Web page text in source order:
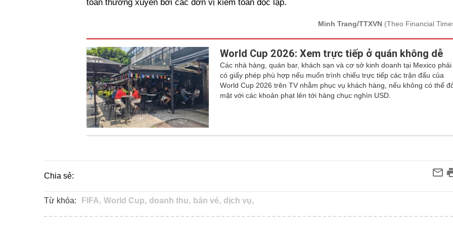
toán thường xuyên bởi các đơn vị kiểm toán độc lập.
Minh Trang/TTXVN (Theo Financial
World Cup 2026: Xem trực tiếp ở quán không dễ
Các nhà hàng, quán bar, khách sạn và cơ sở kinh doanh tại Mexico phải
có giấy phép phù hợp nếu muốn trình chiếu trực tiếp các trận đấu của
World Cup 2026 trên TV nhằm phục vụ khách hàng, nếu không có thể
mặt với các khoản phạt lên tới hàng chục nghìn USD.
Chia sẻ:
Từ khóa: FIFA, World Cup, doanh thu, bán vé, dịch vụ,